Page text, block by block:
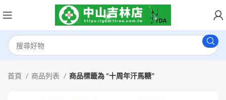
首頁 商品列表 商品標籤為 “十周年汗馬糖”